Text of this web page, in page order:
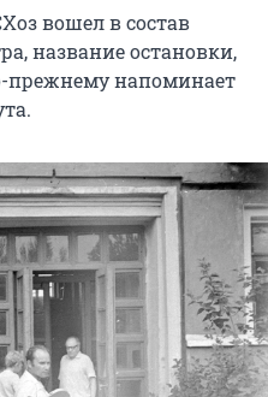
вошел в состав
название остановки,
напоминает